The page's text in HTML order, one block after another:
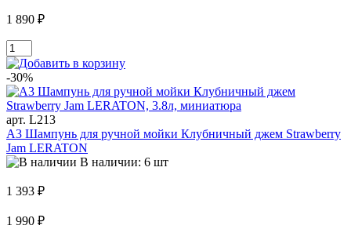
1 890 ₽
-30%
арт. L213
A3 Шампунь для ручной мойки Клубничный джем Strawberry
Jam LERATON
В наличии: 6 шт
1 393 ₽
1 990 ₽